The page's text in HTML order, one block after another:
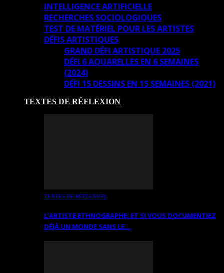
INTELLIGENCE ARTIFICIELLE
RECHERCHES SOCIOLOGIQUES
TEST DE MATÉRIEL POUR LES ARTISTES
DÉFIS ARTISTIQUES
GRAND DÉFI ARTISTIQUE 2025
DÉFI 6 AQUARELLES EN 6 SEMAINES
(2024)
DÉFI 15 DESSINS EN 15 SEMAINES (2021)
TEXTES DE RÉFLEXION
TEXTES DE RÉFLEXION
L’ARTISTE ETHNOGRAPHE: ET SI VOUS DOCUMENTIEZ
DÉJÀ UN MONDE SANS LE…